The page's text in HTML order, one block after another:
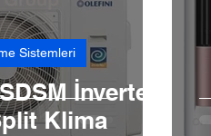
İnverter
Klima
Sistemleri